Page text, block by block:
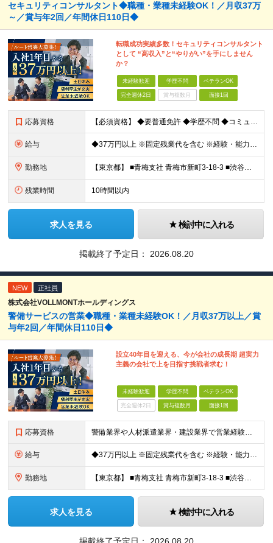
セキュリティコンサルタント◆職種・業種未経験OK！／月収37万
～／賞与年2回／年間休日110日◆
転職成功実績多数！セキュリティコンサルタント
として “高収入”と“やりがい”を手にしません
か？
未経験歓迎 学歴不問 ベテランOK
完全週休2日 賞与複数月 面接1回
応募資格 【必須資格】 ◆要普通免許 ◆学歴不問 ◆コミュニケーション能力に自信のある方 ⇒お客様との関係をより良いものにしてください◎ ◆計画性を持って積極的に行動できる方 ⇒先のことを考えてお客様
給与 ◆37万円以上 ※固定残業代を含む ※経験・能力を考慮 ※決算賞与あり 【固定残業代】14万円/45時間 ※固定残業代は残業がない場合も支給し、超過分は別途支給する ※超過分は別途全額支給 ・一律手
勤務地 【東京都】 ■青梅支社 青梅市新町3-18-3 ■渋谷支社 渋谷区渋谷1-6-5 ■新宿支社 新宿区新宿3-11-10 ■池袋支社 豊島区東池袋1-35-5 ■両国支社 墨田区江東橋1-12-8KDビ
残業時間 10時間以内
求人を見る 検討中に入れる
掲載終了予定日： 2026.08.20
NEW 正社員
株式会社VOLLMONTホールディングス
警備サービスの営業◆職種・業種未経験OK！／月収37万以上／賞
与年2回／年間休日110日◆
設立40年目を迎える、今が会社の成長期 超実力
主義の会社で上を目指す挑戦者求む！
未経験歓迎 学歴不問 ベテランOK
完全週休2日 賞与複数月 面接1回
応募資格 警備業界や人材派遣業界・建設業界で営業経験がある方歓迎！ 管理職経験も活かせます◎ 【具体的には】 業界・職種未経験の方歓迎 ★要普通免許 ★学歴不問
給与 ◆37万円以上 ※固定残業代を含む ※経験・能力を考慮 ※決算賞与あり 【固定残業代】14万円/45時間 ※固定残業代は残業がない場合も支給し、超過分は別途支給する ※超過分は別途全額支給 ・一律手
勤務地 【東京都】 ■青梅支社 青梅市新町3-18-3 ■渋谷支社 渋谷区渋谷1-6-5 ■新宿支社 新宿区新宿3-11-10 ■池袋支社 豊島区東池袋1-35-5 ■両国支社 墨田区江東橋1-12-8KDビ
求人を見る 検討中に入れる